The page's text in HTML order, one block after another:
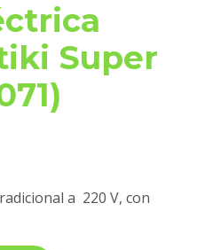
Super
a 220 V, con